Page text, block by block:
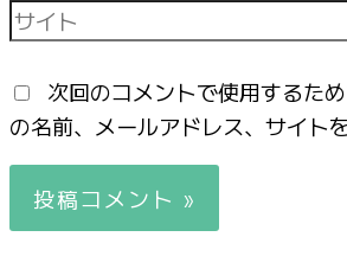
次回のコメントで使用するた
の名前、メールアドレス、サイト